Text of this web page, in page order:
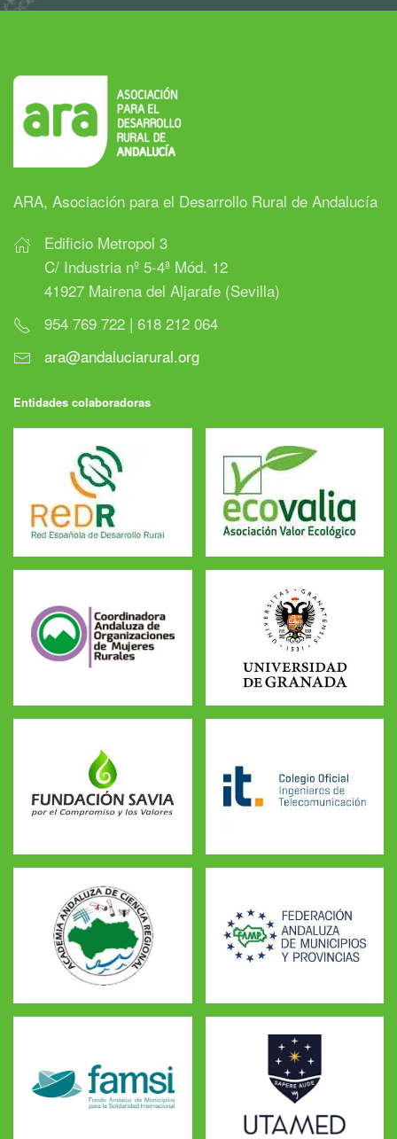
ARA, Asociación para el Desarrollo Rural de Andalucía
Edificio Metropol 3
C/ Industria nº 5-4ª Mód. 12
41927 Mairena del Aljarafe (Sevilla)
954 769 722 | 618 212 064
ara@andaluciarural.org
Entidades colaboradoras